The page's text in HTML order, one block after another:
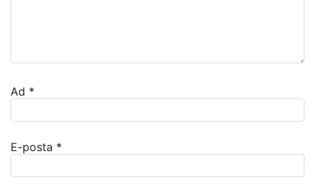
Ad *
E-posta *